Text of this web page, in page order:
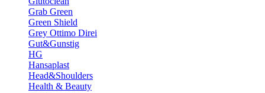
Grab Green
Green Shield
Grey Ottimo Direi
Gut&Gunstig
HG
Hansaplast
Head&Shoulders
Health & Beauty